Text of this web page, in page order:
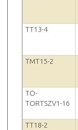
TT13-4
TMT15-2
TO-
TORTSZV1-16
TT18-2